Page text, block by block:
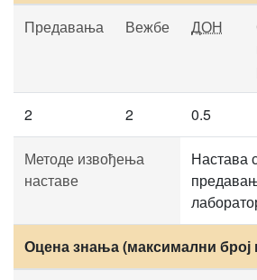
Предавања Вежбе ДОН
2 2 0.5
Методе извођења
наставе
Настава
Оцена знања (максимални број